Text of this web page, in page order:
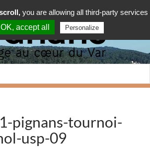
pignans-tournoi-
usp-09
you are allowing all third-party services
accept all
Personalize